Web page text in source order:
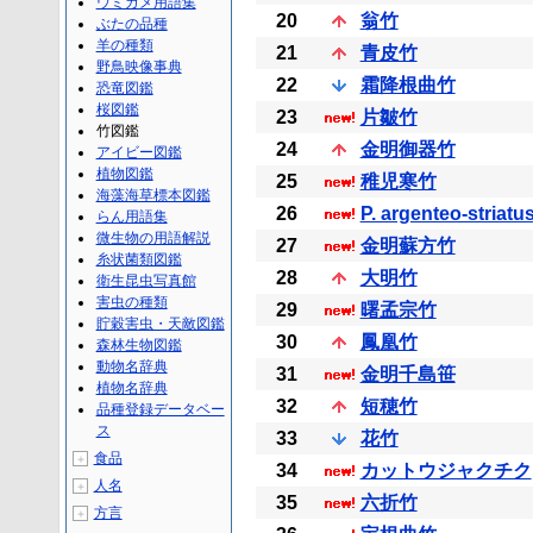
20
翁竹
21
青皮竹
22
霜降根曲竹
23
片皺竹
24
金明御器竹
25
稚児寒竹
26
P. argenteo-
27
金明蘇方竹
28
大明竹
29
曙孟宗竹
30
鳳凰竹
31
金明千島笹
32
短穂竹
33
花竹
34
カットウジャクチク
35
六折竹
ぶたの品種
羊の種類
野鳥映像事典
恐竜図鑑
桜図鑑
竹図鑑
アイビー図鑑
植物図鑑
海藻海草標本図鑑
らん用語集
微生物の用語解説
糸状菌類図鑑
衛生昆虫写真館
害虫の種類
貯穀害虫・天敵図鑑
森林生物図鑑
動物名辞典
植物名辞典
品種登録データベー
ス
＋ 食品
＋ 人名
＋
方言